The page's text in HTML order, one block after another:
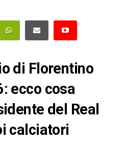
di Florentino
ecco cosa
del Real
calciatori